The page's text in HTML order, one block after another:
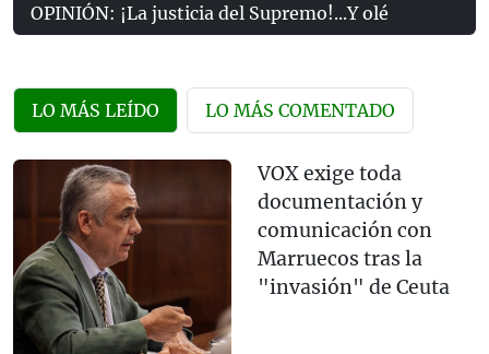
OPINIÓN: ¡La justicia del Supremo!...Y olé
LO MÁS LEÍDO LO MÁS COMENTADO
VOX exige toda
documentación y
comunicación con
Marruecos tras la
"invasión" de Ceuta